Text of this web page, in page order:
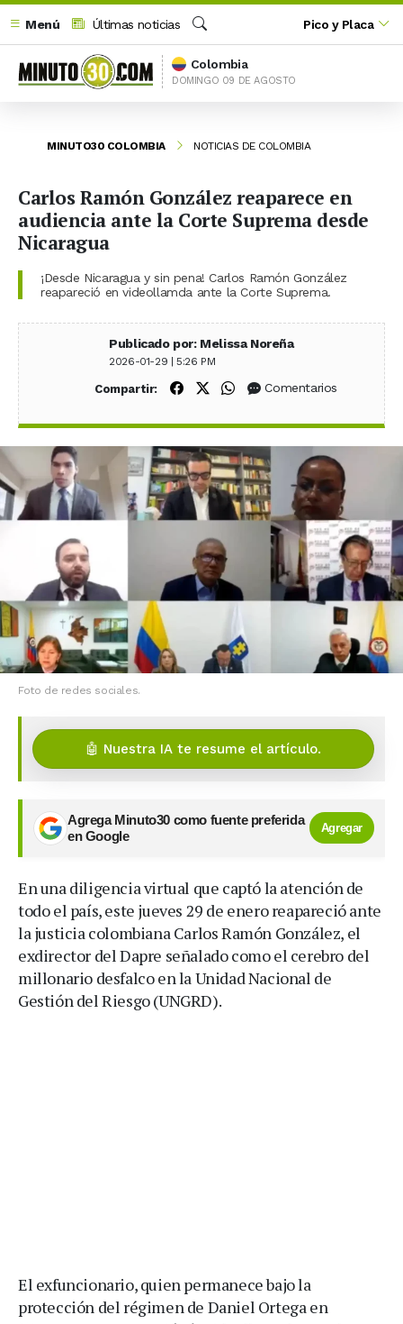
Menú
Últimas noticias
Buscar
Pico y Placa
Colombia
DOMINGO 09 DE AGOSTO
MINUTO30 COLOMBIA NOTICIAS DE COLOMBIA
Carlos Ramón González reaparece en
audiencia ante la Corte Suprema desde
Nicaragua
¡Desde Nicaragua y sin pena! Carlos Ramón González
reapareció en videollamda ante la Corte Suprema.
Publicado por: Melissa Noreña
2026-01-29 | 5:26 PM
Compartir: Compartir en Facebook
Compartir en X (Twitter)
Compartir en WhatsApp
Comentarios
Foto de redes sociales.
🤖 Nuestra IA te resume el artículo.
Agrega Minuto30 como fuente preferida
en Google
Agregar
En una diligencia virtual que captó la atención de
todo el país, este jueves 29 de enero reapareció ante
la justicia colombiana Carlos Ramón González, el
exdirector del Dapre señalado como el cerebro del
millonario desfalco en la Unidad Nacional de
Gestión del Riesgo (UNGRD).
El exfuncionario, quien permanece bajo la
protección del régimen de Daniel Ortega en